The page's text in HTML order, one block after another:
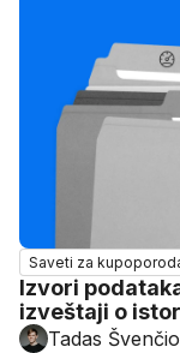
Saveti za
Izvori
izveštaji o
Tadas